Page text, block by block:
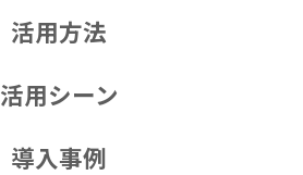
活用方法
活用シーン
導入事例